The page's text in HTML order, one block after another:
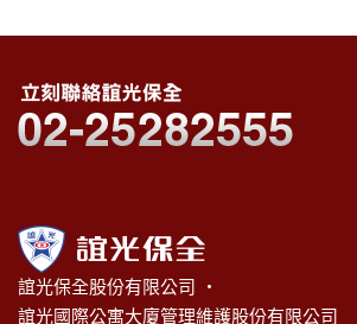
誼光保全股份有限公司 ‧
誼光國際公寓大廈管理維護股份有限公司